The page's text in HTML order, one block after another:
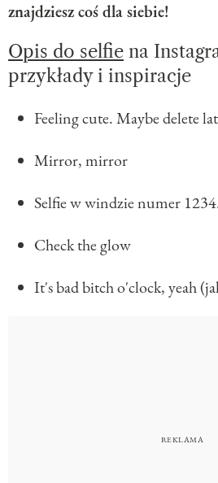
znajdziesz coś dla siebie!
Opis do selfie na
przykłady i inspiracje
Feeling cute. Maybe delete
Mirror, mirror
Selfie w windzie numer
Check the glow
It's bad bitch o'clock, yeah